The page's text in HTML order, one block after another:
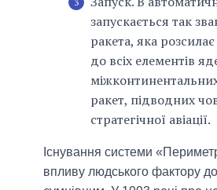
запускається так
ракета, яка
до всіх елементів
ракет, підводних
стратегічної авіації.
Існування системи
впливу людського фактору